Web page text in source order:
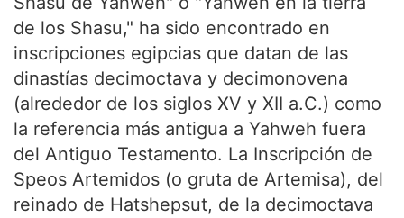
de los Shasu," ha sido encontrado en
inscripciones egipcias que datan de las
dinastías decimoctava y decimonovena
(alrededor de los siglos XV y XII a.C.) como
la referencia más antigua a Yahweh fuera
del Antiguo Testamento. La Inscripción de
Speos Artemidos (o gruta de Artemisa), del
reinado de Hatshepsut, de la decimoctava